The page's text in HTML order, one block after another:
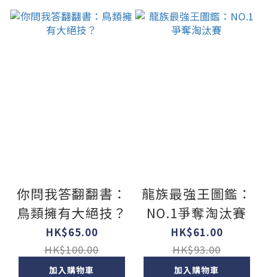
你問我答翻翻書：
鳥類擁有大絕技？
HK$65.00
HK$100.00
加入購物車
龍族最強王圖鑑：
NO.1爭奪淘汰賽
HK$61.00
HK$93.00
加入購物車